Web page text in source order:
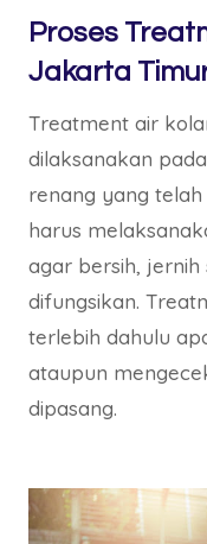
Proses
Jakarta
Treatment air
dilaksanakan
renang yang
harus
agar bersih,
difungsikan.
terlebih dahulu
ataupun
dipasang.